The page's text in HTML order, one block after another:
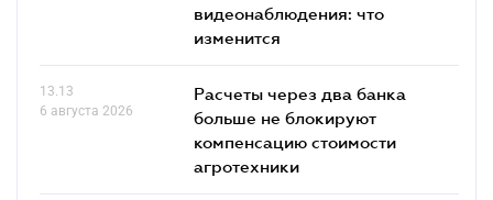
видеонаблюдения: что
изменится
13.13
6 августа 2026
Расчеты через два банка
больше не блокируют
компенсацию стоимости
агротехники